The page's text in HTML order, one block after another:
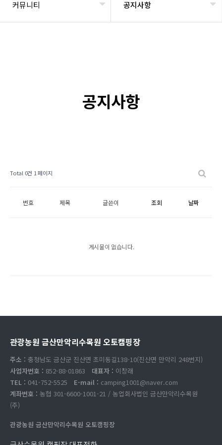
커뮤니티 공지사항
공지사항
Total 0건 1 페이지
번호 제목 글쓴이 조회 날짜
게시물이 없습니다.
관광농원 금산만악리수목원 오토캠핑장
주소 : 충청남도 금산군 진산면 초미동길138-10(진산면 만악리 248번지)
사업자번호 : 852-88-01863 대표자 : 이창래
TEL : 041-752-5525 E-mail : camping1001@naver.com
계좌번호 : 농협 301-6600-1001-21 / 농업회사법인 금산만악리수목원
(주)
관광농원 금산만악리수목원 오토캠핑장